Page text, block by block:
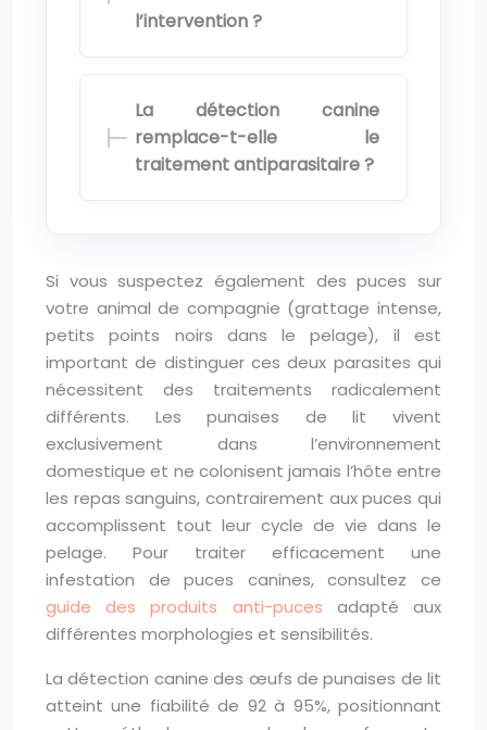
l’intervention ?
La détection canine
remplace-t-elle le
traitement antiparasitaire ?
Si vous suspectez également des puces sur
votre animal de compagnie (grattage intense,
petits points noirs dans le pelage), il est
important de distinguer ces deux parasites qui
nécessitent des traitements radicalement
différents. Les punaises de lit vivent
exclusivement dans l’environnement
domestique et ne colonisent jamais l’hôte entre
les repas sanguins, contrairement aux puces qui
accomplissent tout leur cycle de vie dans le
pelage. Pour traiter efficacement une
infestation de puces canines, consultez ce
guide des produits anti-puces adapté aux
différentes morphologies et sensibilités.
La détection canine des œufs de punaises de lit
atteint une fiabilité de 92 à 95%, positionnant